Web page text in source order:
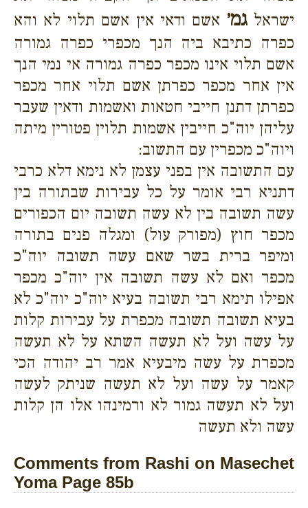
ישראלגמ׳ אשם ודאי אין אשם תלוי לא והא
כפרה כתיבא ביה הנך מכפרי כפרה גמורה
אשם תלוי אינו מכפר כפרה גמורה אי נמי הנך
אין אחר מכפר כפרתן אשם תלוי אחר מכפר
כפרתן דתנן חייבי חטאות ואשמות ודאין שעבר
עליהן יוה"כ חייבין אשמות תלוין פטורין מיתה
ויוה"כ מכפרין עם התשוב:
עם התשובה אין בפני עצמן לא נימא דלא כרבי
דתניא רבי אומר על כל עבירות שבתורה בין
עשה תשובה בין לא עשה תשובה יום הכפורים
מכפר חוץ (מפורק עול) ומגלה פנים בתורה
ומיפר ברית בשר שאם עשה תשובה יוה"כ
מכפר ואם לא עשה תשובה אין יוה"כ מכפר
אפילו תימא רבי תשובה בעיא יוה"כ יוה"כ לא
בעיא תשובה תשובה מכפרת על עבירות קלות
על עשה ועל לא תעשה השתא על לא תעשה
מכפרת על עשה מיבעיא אמר רב יהודה הכי
קאמר על עשה ועל לא תעשה שניתק לעשה
ועל לא תעשה גמור לא ורמינהו אלו הן קלות
עשה ולא תעשה
Comments from Rashi on Masechet
Yoma Page 85b